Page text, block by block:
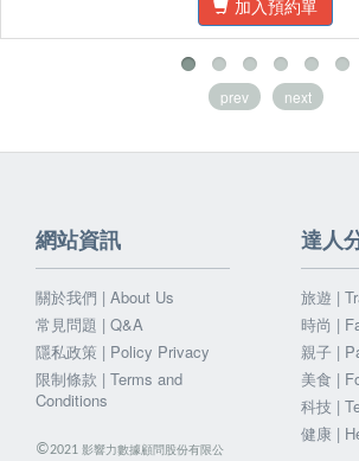
加入預約單
prev next
網站資訊
關於我們 | About Us
常見問題 | Q&A
隱私政策 | Policy Privacy
限制條款 | Terms and
Conditions
©2021 影響力數據顧問股份有限公
達人
旅遊 |
時尚 |
親子 |
美食 |
科技 |
健康 |